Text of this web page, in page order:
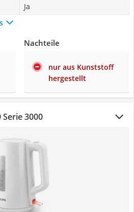
Ja
Nachteile
nur aus Kunststoff
hergestellt
3000